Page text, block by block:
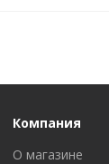
Компания
О магазине